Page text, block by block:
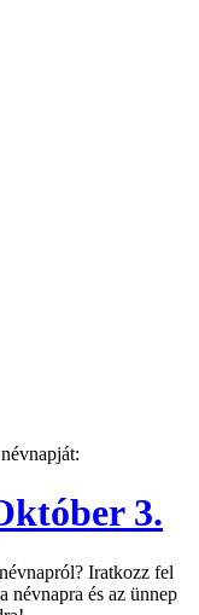
3.
Iratkozz fel
névnapra és az ünnep